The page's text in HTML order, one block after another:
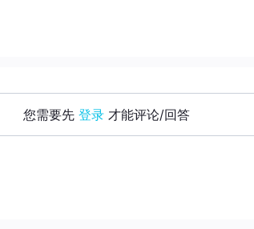
您需要先 登录 才能评论/回答